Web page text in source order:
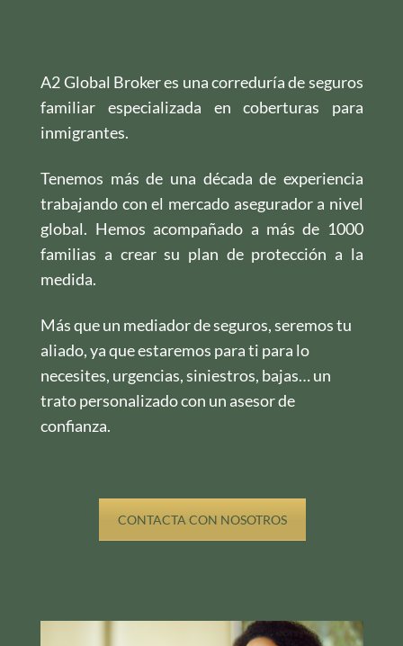
A2 Global Broker es una correduría de seguros
familiar especializada en coberturas para
inmigrantes.
Tenemos más de una década de experiencia
trabajando con el mercado asegurador a nivel
global. Hemos acompañado a más de 1000
familias a crear su plan de protección a la
medida.
Más que un mediador de seguros, seremos tu
aliado, ya que estaremos para ti para lo
necesites, urgencias, siniestros, bajas… un
trato personalizado con un asesor de
confianza.
CONTACTA CON NOSOTROS